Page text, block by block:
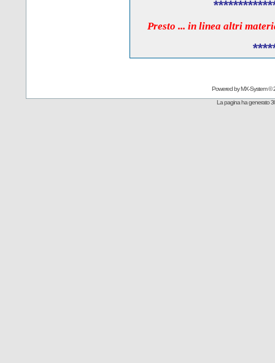
Presto ... in linea altri
Powered byMX-System©
La pagina ha generato